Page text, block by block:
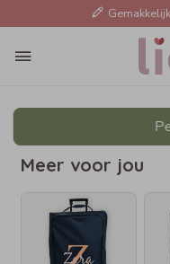
Meer voor jou